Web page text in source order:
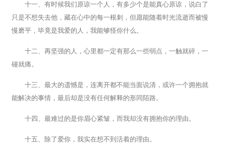
十一、有时候我们原谅一个人，有多少个是能真心原谅，说白了
只是不想失去他，藏在心中的每一根刺，但愿能随着时光流逝而被慢
慢磨平，毕竟是我爱的人，我能够怪你什么。
十二、再坚强的人，心里都一定有那么一些弱点，一触就碎，一
碰就痛。
十三、最大的遗憾是，连离开都不能当面说清，或许一个拥抱就
能解决的事情，最后却是没有任何解释的形同陌路。
十四、最难过的是你眉心紧皱，而我却没有拥抱你的理由。
十五、除了爱你，我实在想不到活着的理由。